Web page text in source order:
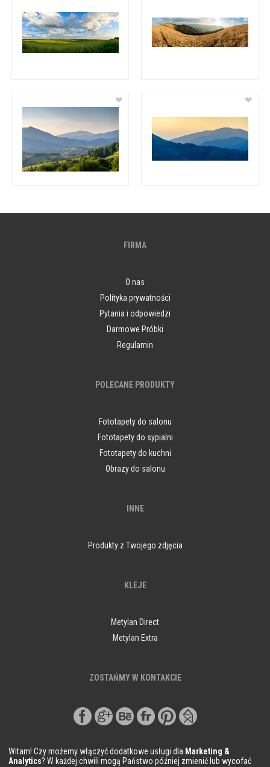
❤ ❤
FIRMA
O nas
Polityka prywatności
Pytania i odpowiedzi
Darmowe Próbki
Regulamin
POLECANE PRODUKTY
Fototapety do salonu
Fototapety do sypialni
Fototapety do kuchni
Obrazy do salonu
INNE
Produkty z Twojego zdjęcia
KLEJE
Metylan Direct
Metylan Extra
ZOSTAŃMY W KONTAKCIE
Witam! Czy możemy włączyć dodatkowe usługi dla Marketing &
Analytics? W każdej chwili mogą Państwo później zmienić lub wycofać